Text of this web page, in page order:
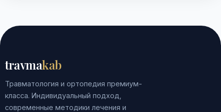
travmakab
Травматология и ортопедия премиум-
класса. Индивидуальный подход,
современные методики лечения и